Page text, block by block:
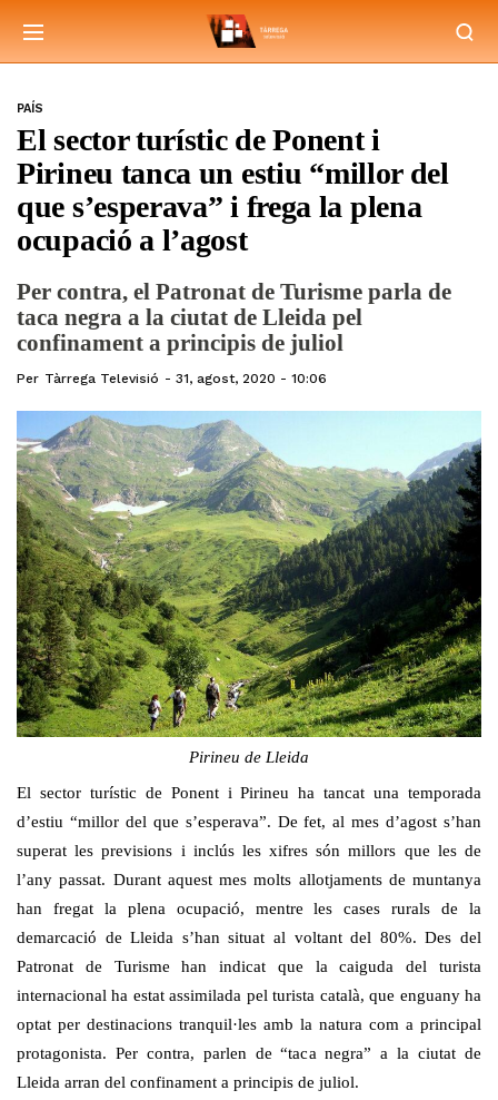
PAÍS
El sector turístic de Ponent i
Pirineu tanca un estiu “millor del
que s’esperava” i frega la plena
ocupació a l’agost
Per contra, el Patronat de Turisme parla de
taca negra a la ciutat de Lleida pel
confinament a principis de juliol
Per Tàrrega Televisió 31, agost, 2020 - 10:06
Pirineu de Lleida
El sector turístic de Ponent i Pirineu ha tancat una temporada
d’estiu “millor del que s’esperava”. De fet, al mes d’agost s’han
superat les previsions i inclús les xifres són millors que les de
l’any passat. Durant aquest mes molts allotjaments de muntanya
han fregat la plena ocupació, mentre les cases rurals de la
demarcació de Lleida s’han situat al voltant del 80%. Des del
Patronat de Turisme han indicat que la caiguda del turista
internacional ha estat assimilada pel turista català, que enguany ha
optat per destinacions tranquil·les amb la natura com a principal
protagonista. Per contra, parlen de “taca negra” a la ciutat de
Lleida arran del confinament a principis de juliol.